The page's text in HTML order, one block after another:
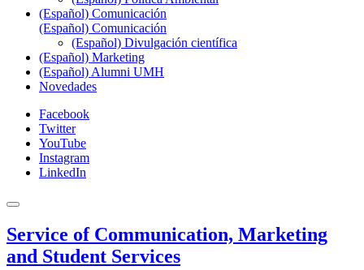
(Español) Comunicación
(Español) Comunicación
(Español) Divulgación científica
(Español) Marketing
(Español) Alumni UMH
Novedades
Facebook
Twitter
YouTube
Instagram
LinkedIn
Service of Communication, Marketing
and Student Services